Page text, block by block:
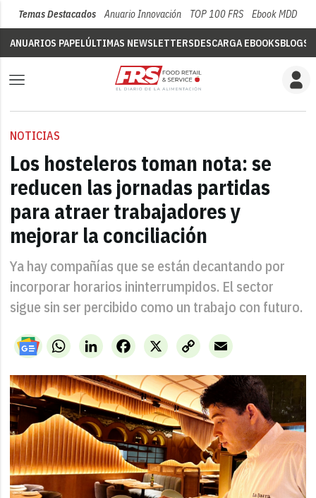
Temas Destacados Anuario Innovación TOP 100 FRS Ebook MDD
ANUARIOS PAPELÚLTIMAS NEWSLETTERSDESCARGA EBOOKSBLOGS
NOTICIAS
Los hosteleros toman nota: se
reducen las jornadas partidas
para atraer trabajadores y
mejorar la conciliación
Ya hay compañías que se están decantando por
incorporar horarios ininterrumpidos. El sector
sigue sin ser percibido como un trabajo con futuro.
WhatsAppLinkedIn X
Facebook
Copy
Link
Email